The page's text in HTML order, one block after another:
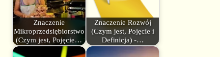
Znaczenie
Mikroprzedsiębiorstwo
(Czym jest, Pojęcie…
Znaczenie Rozwój
(Czym jest, Pojęcie i
Definicja) -…